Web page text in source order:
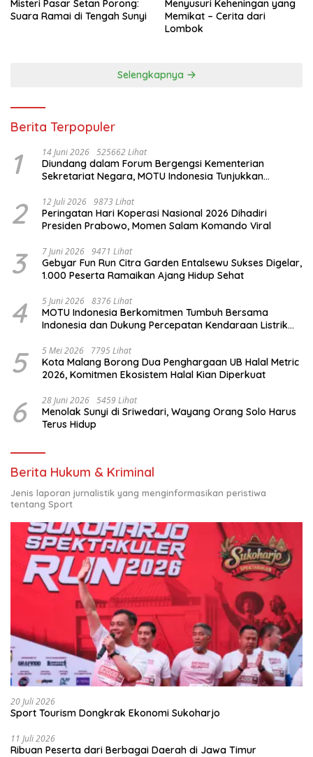
Misteri Pasar Setan Porong:
Suara Ramai di Tengah Sunyi
Menyusuri Keheningan yang
Memikat – Cerita dari
Lombok
Selengkapnya
Berita Terpopuler
1 14 Juni 2026 525662 Lihat
Diundang dalam Forum Bergengsi Kementerian
Sekretariat Negara, MOTU Indonesia Tunjukkan
2 12 Juli 2026 9873 Lihat
Peringatan Hari Koperasi Nasional 2026 Dihadiri
Presiden Prabowo, Momen Salam Komando Viral
3 7 Juni 2026 9471 Lihat
Gebyar Fun Run Citra Garden Entalsewu Sukses Digelar,
1.000 Peserta Ramaikan Ajang Hidup Sehat
4 5 Juni 2026 8376 Lihat
MOTU Indonesia Berkomitmen Tumbuh Bersama
Indonesia dan Dukung Percepatan Kendaraan Listrik
5 5 Mei 2026 7795 Lihat
Kota Malang Borong Dua Penghargaan UB Halal Metric
2026, Komitmen Ekosistem Halal Kian Diperkuat
6 28 Juni 2026 5459 Lihat
Menolak Sunyi di Sriwedari, Wayang Orang Solo Harus
Terus Hidup
Berita Hukum & Kriminal
Jenis laporan jurnalistik yang menginformasikan peristiwa
tentang Sport
20 Juli 2026
Sport Tourism Dongkrak Ekonomi Sukoharjo
11 Juli 2026
Ribuan Peserta dari Berbagai Daerah di Jawa Timur